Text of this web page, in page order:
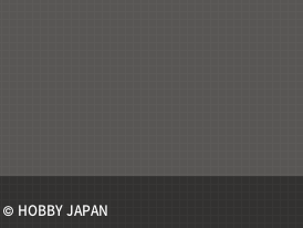
© HOBBY JAPAN